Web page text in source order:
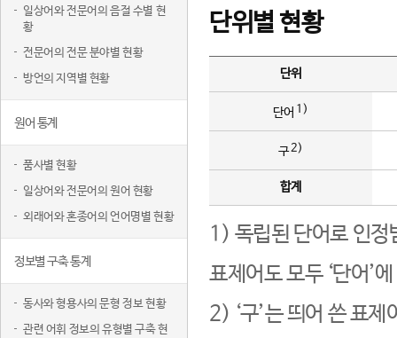
일상어와 전문어의 음절 수별 현
황
전문어의 전문 분야별 현황
방언의 지역별 현황
원어 통계
품사별 현황
일상어와 전문어의 원어 현황
외래어와 혼종어의 언어명별 현황
정보별 구축 통계
동사와 형용사의 문형 정보 현황
관련 어휘 정보의 유형별 구축 현
단위별 현황
단위
단어 1)
구2)
합계
1) 독립된 단어로 인정
표제어도 모두 ‘단어’
2) ‘구’는 띄어 쓴 표